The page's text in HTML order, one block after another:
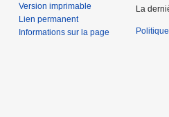
Version imprimable
Lien permanent
Informations sur la page
La